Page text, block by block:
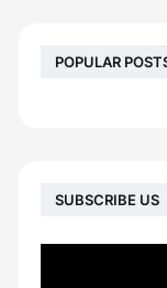
POPULAR
SUBSCRIBE US